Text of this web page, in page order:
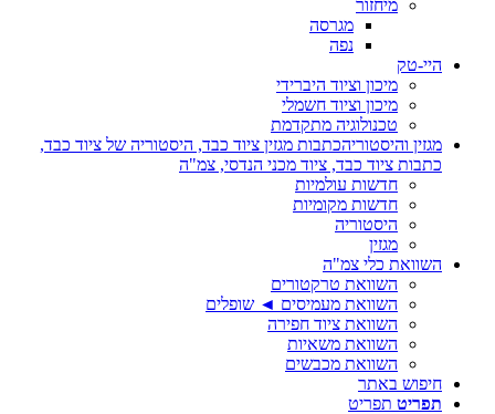
מיחזור
מגרסה
נפה
היי-טק
מיכון וציוד היברידי
מיכון וציוד חשמלי
טכנולוגיה מתקדמת
מגזין והיסטוריהכתבות מגזין ציוד כבד, היסטוריה של ציוד כבד,
כתבות ציוד כבד, ציוד מכני הנדסי, צמ"ה
חדשות עולמיות
חדשות מקומיות
היסטוריה
מגזין
השוואת כלי צמ"ה
השוואת טרקטורים
השוואת מעמיסים ◄ שופלים
השוואת ציוד חפירה
השוואת משאיות
השוואת מכבשים
חיפוש באתר
תפריט תפריט